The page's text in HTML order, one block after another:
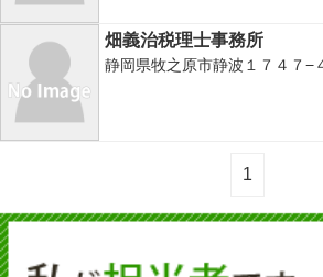
畑義治税理士事務所
静岡県牧之原市静波１７４７−
1